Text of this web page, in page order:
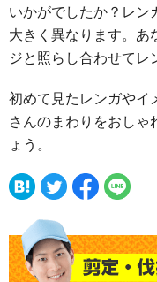
いかがでしたか？レ
大きく異なります。あ
ジと照らし合わせてレ
初めて見たレンガやイ
さんのまわりをおし
ょう。